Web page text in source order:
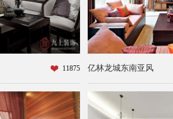
11875 亿林龙城东南亚风